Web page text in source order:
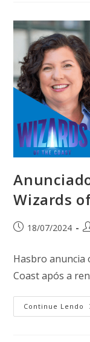
Wizards
18/07/2024
Hasbro anuncia
Coast após a
Continue Lendo